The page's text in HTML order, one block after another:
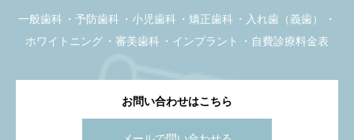
一般歯科 予防歯科 小児歯科 矯正歯科
入れ歯（義歯）
ホワイトニング
審美歯科 インプラント 自費診療料金表
お問い合わせはこちら